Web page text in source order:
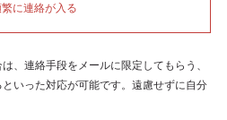
に連絡が入る
、連絡手段をメールに限定してもらう、
いった対応が可能です。遠慮せずに自分